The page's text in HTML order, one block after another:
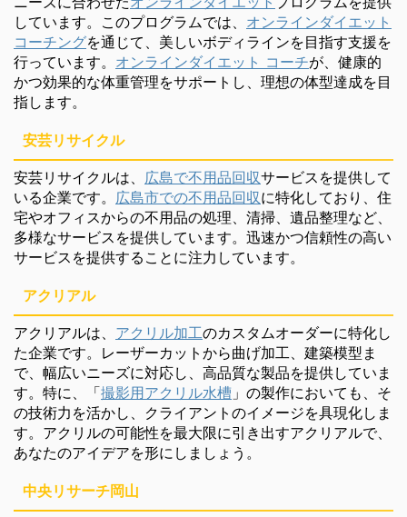
しています。このプログラムでは、 オンラインダイエット
コーチングを通じて、美しいボディラインを目指す支援を
行っています。 オンラインダイエット コーチが、健康的
かつ効果的な体重管理をサポートし、理想の体型達成を目
指します。
安芸リサイクル
安芸リサイクルは、 広島で不用品回収サービスを提供して
いる企業です。 広島市での不用品回収に特化しており、住
宅やオフィスからの不用品の処理、清掃、遺品整理など、
多様なサービスを提供しています。迅速かつ信頼性の高い
サービスを提供することに注力しています。
アクリアル
アクリアルは、 アクリル加工のカスタムオーダーに特化し
た企業です。レーザーカットから曲げ加工、建築模型ま
で、幅広いニーズに対応し、高品質な製品を提供していま
す。特に、「撮影用アクリル水槽 」の製作においても、そ
の技術力を活かし、クライアントのイメージを具現化しま
す。アクリルの可能性を最大限に引き出すアクリアルで、
あなたのアイデアを形にしましょう。
中央リサーチ岡山